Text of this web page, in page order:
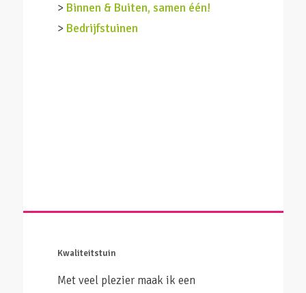
> Binnen & Buiten, samen één!
> Bedrijfstuinen
Kwaliteitstuin
Met veel plezier maak ik een